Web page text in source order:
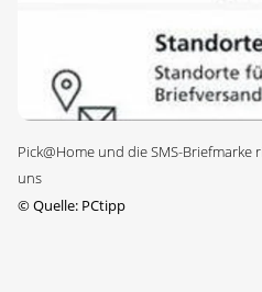
Pick@Home und die SMS-
uns
©Quelle: PCtipp